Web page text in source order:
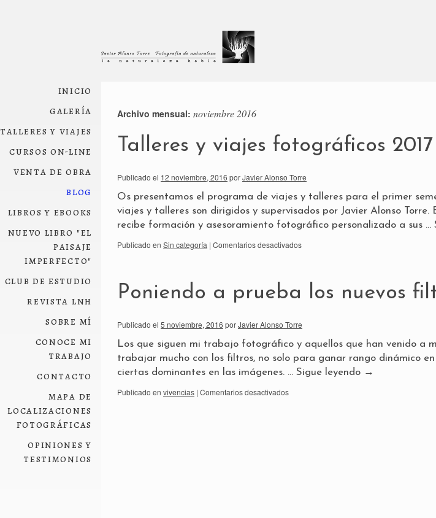
inicio
galería
talleres y viajes
cursos on-line
venta de obra
blog
libros y ebooks
nuevo libro "el
paisaje
imperfecto"
club de estudio
revista lnh
sobre mí
conoce mi
trabajo
contacto
mapa de
localizaciones
fotográficas
opiniones y
testimonios
Archivo mensual: noviembre 2016
Talleres y viajes fotográficos 2017
Publicado el 12 noviembre, 2016 porJavier Alonso Torre
Os presentamos el programa de viajes y talleres para el primer
viajes y talleres son dirigidos y supervisados por Javier Alonso Torre.
recibe formación y asesoramiento fotográfico personalizado a sus …
Publicado en Sin categoría | Comentarios desactivados
Poniendo a prueba los nuevos
Publicado el 5 noviembre, 2016 porJavier Alonso Torre
Los que siguen mi trabajo fotográfico y aquellos que han venido a
trabajar mucho con los filtros, no solo para ganar rango dinámico
ciertas dominantes en las imágenes. … Sigue leyendo →
Publicado en vivencias | Comentarios desactivados